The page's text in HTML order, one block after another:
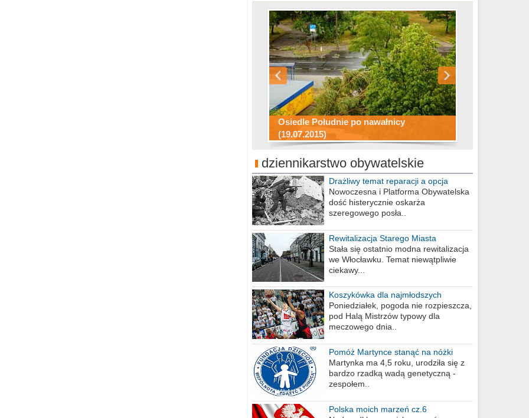
Osiedle Południe po nawałnicy
(19.07.2015)
Wizytówka Włocławka
polowanie wigilijne 2014
Miasto kładzie się do snu .
Konkurs fotograficzny "Co to za
miejsca"
Ścieżka rowerowa w naszym mieście
dziennikarstwo obywatelskie
Drażliwy temat reparacji a opcja
berlińska
Nowoczesna i Platforma Obywatelska
dość histerycznie oskarża
szeregowego posła..
Rewitalizacja Starego Miasta
Stała się ostatnio modna rewitalizacja
we Włocławku. Temat niewątpliwie
ciekawy...
Koszykówka dla najmłodszych
Poniedziałek, pogoda nie rozpieszcza,
pod Halą Mistrzów typowy dla
meczowego dnia..
Pomóż Martynce stanąć na nóżki
Martynka ma 4,5 roku, urodziła się z
bardzo rzadką wadą genetyczną -
zespołem..
Polska moich marzeń cz.6